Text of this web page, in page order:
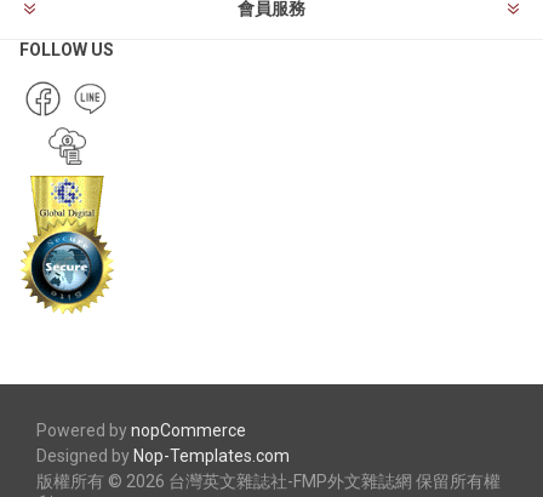
會員服務
FOLLOW US
Powered bynopCommerce
Designed by Nop-Templates.com
版權所有 © 2026 台灣英文雜誌社-FMP外文雜誌網 保留所有權